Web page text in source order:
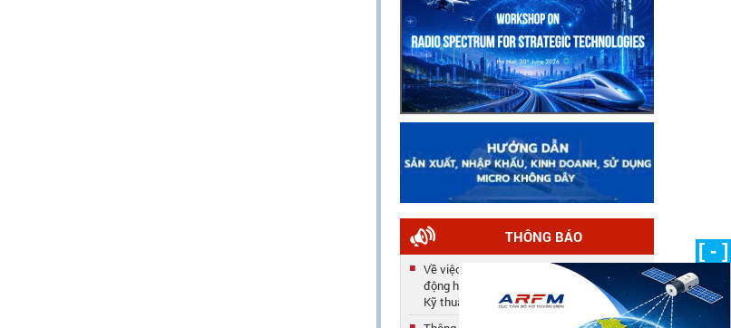
THÔNG BÁO
Về việc công nhận kết quả tuyển dụng lao
động hợp đồng năm 2025 của Trung tâm
Kỹ thuật
[ - ]